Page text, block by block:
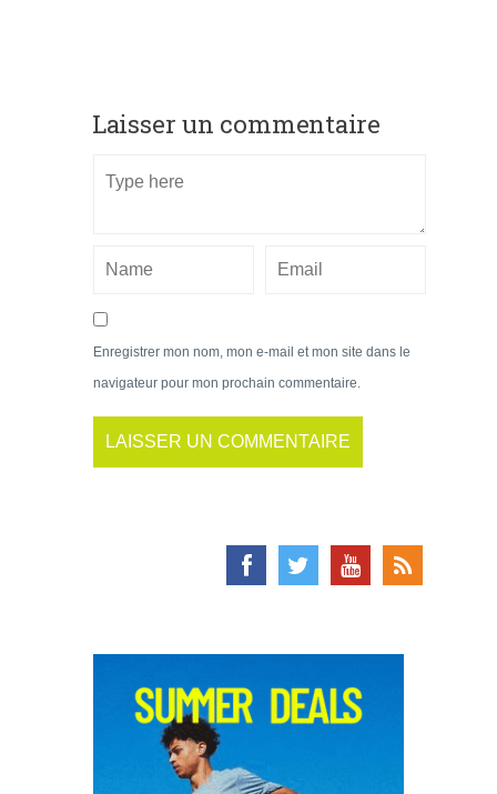
Laisser un commentaire
Enregistrer mon nom, mon e-mail et mon site dans le
navigateur pour mon prochain commentaire.